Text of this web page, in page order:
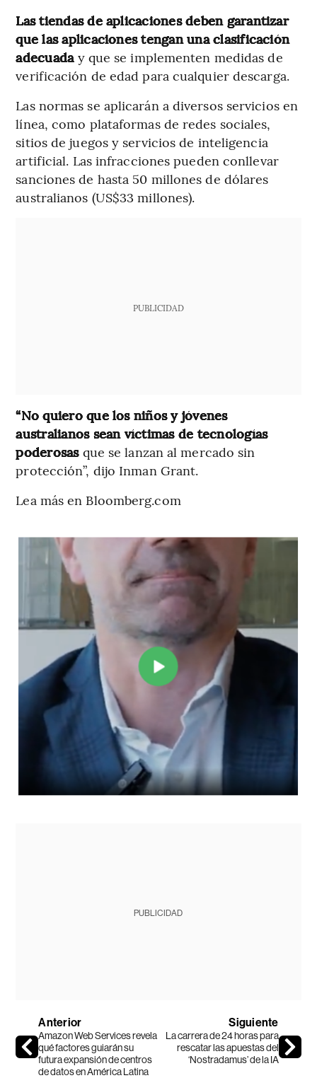
Las tiendas de aplicaciones deben garantizar
que las aplicaciones tengan una clasificación
adecuada y que se implementen medidas de
verificación de edad para cualquier descarga.
Las normas se aplicarán a diversos servicios en
línea, como plataformas de redes sociales,
sitios de juegos y servicios de inteligencia
artificial. Las infracciones pueden conllevar
sanciones de hasta 50 millones de dólares
australianos (US$33 millones).
PUBLICIDAD
“No quiero que los niños y jóvenes
australianos sean víctimas de tecnologías
poderosasque se lanzan al mercado sin
protección”, dijo Inman Grant.
Lea más en Bloomberg.com
PUBLICIDAD
Anterior
Amazon Web Services revela
qué factores guiarán su
futura expansión de centros
de datos en América Latina
Siguiente
La carrera de 24 horas para
rescatar las apuestas del
‘Nostradamus’ de la IA